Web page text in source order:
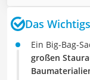
Das
Ein Big-Bag-
großen